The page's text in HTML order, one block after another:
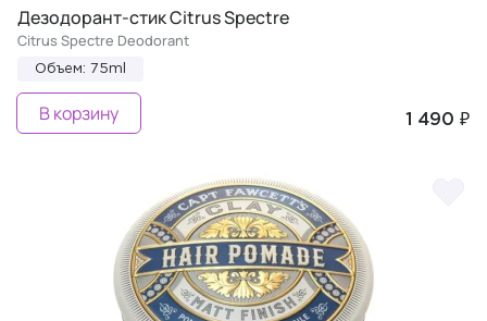
Дезодорант-стик Citrus Spectre
Citrus Spectre Deodorant
Объем: 75ml
1 490 ₽
В корзину